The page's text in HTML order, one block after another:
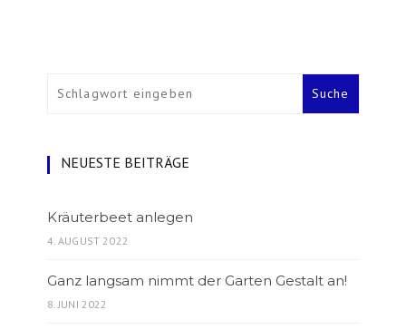
NEUESTE BEITRÄGE
Kräuterbeet anlegen
4. AUGUST 2022
Ganz langsam nimmt der Garten Gestalt an!
8. JUNI 2022